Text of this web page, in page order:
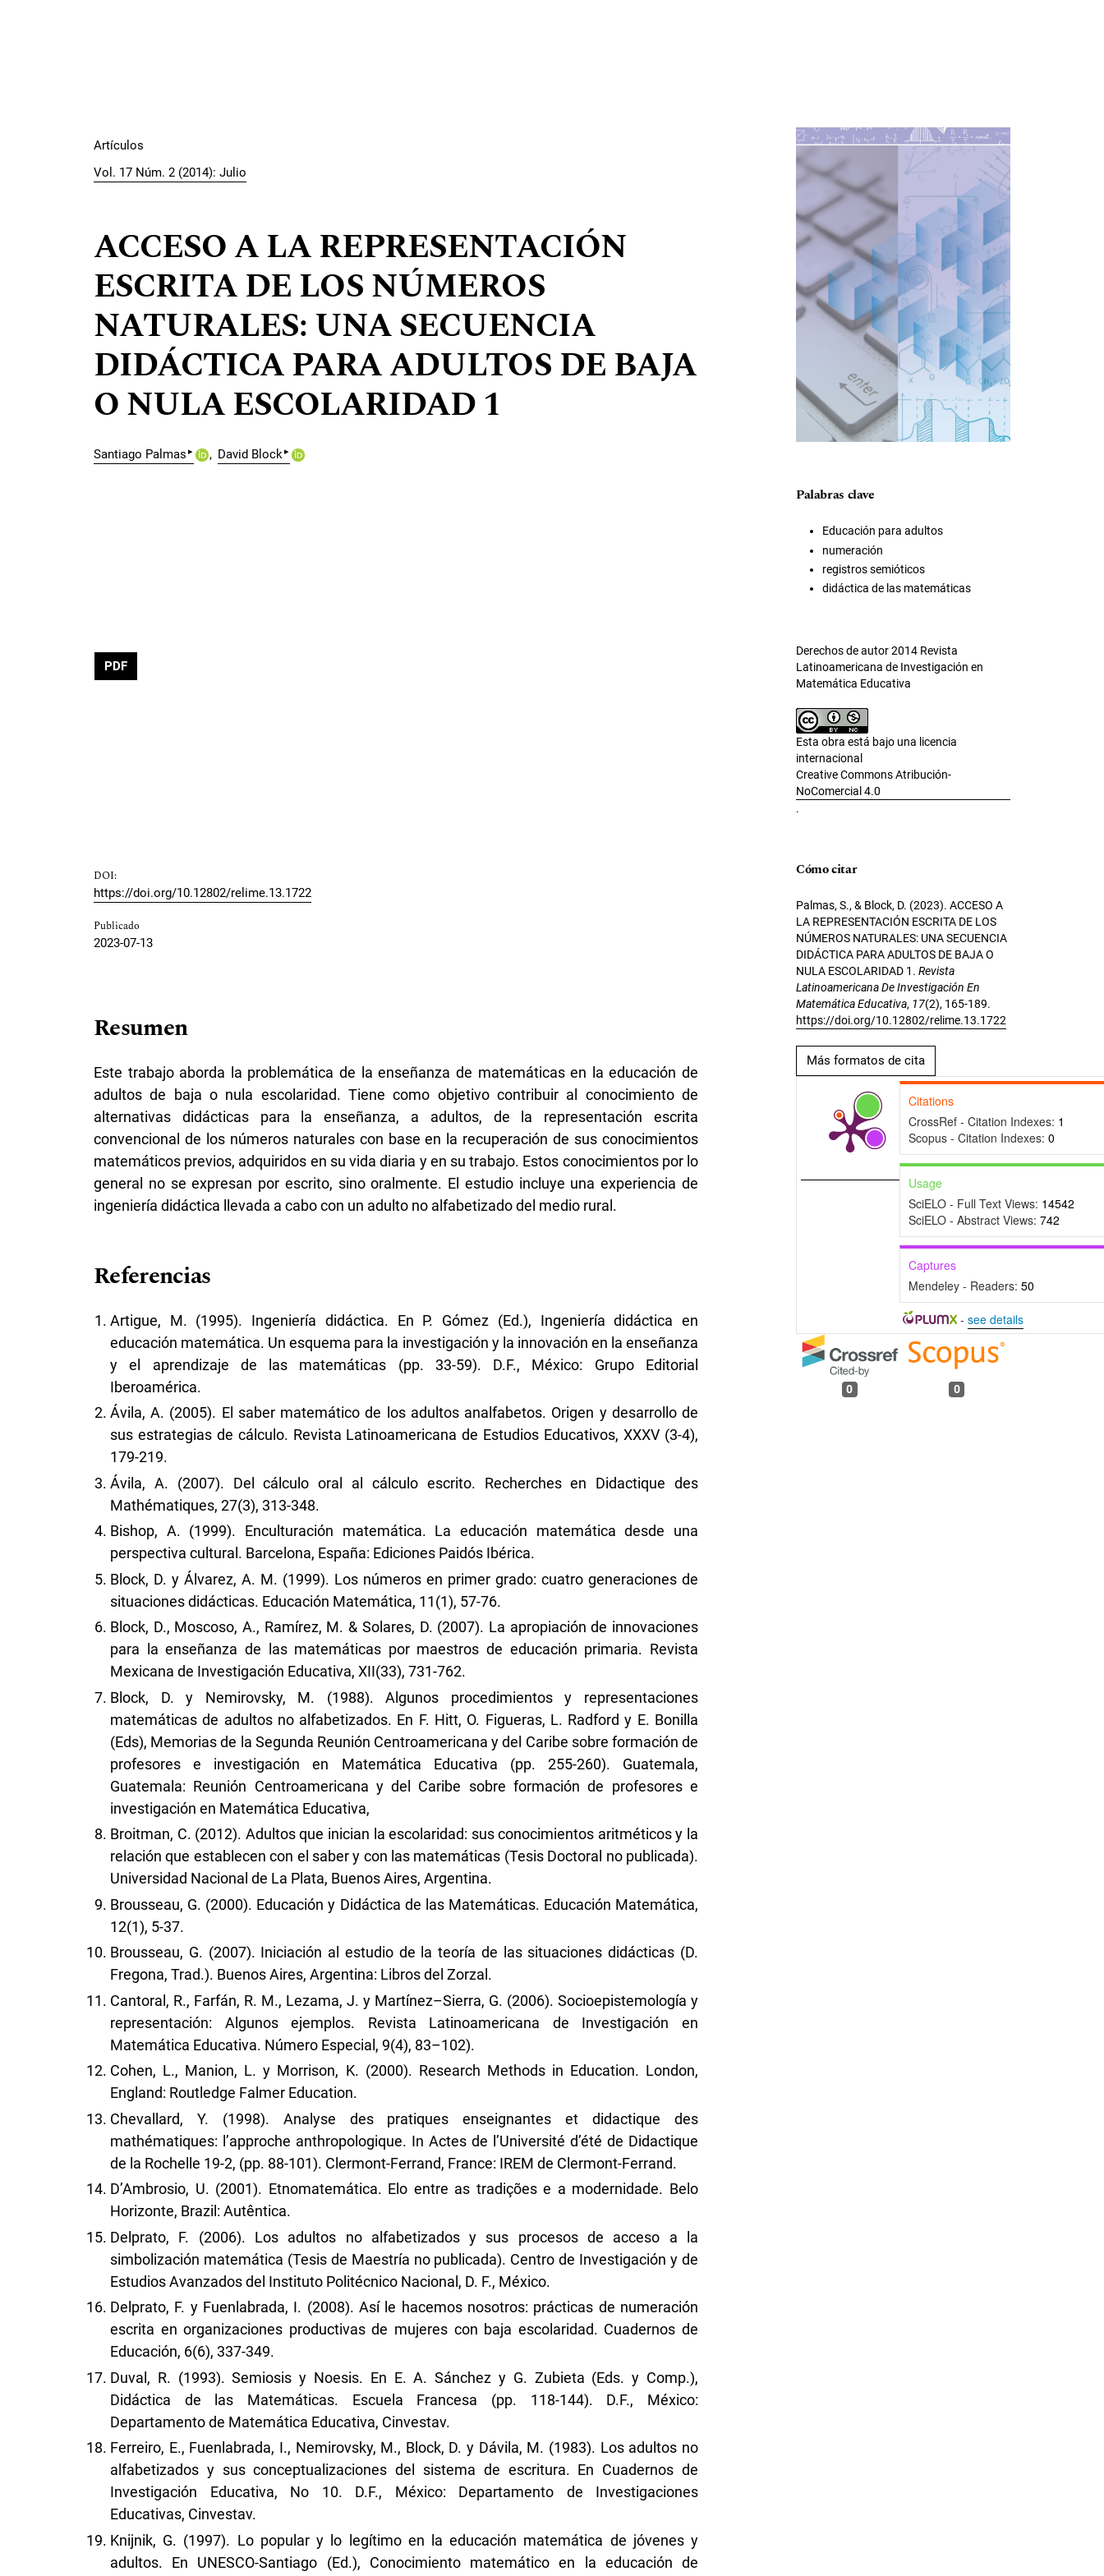
Artículos
Vol. 17 Núm. 2 (2014): Julio
ACCESO A LA REPRESENTACIÓN
ESCRITA DE LOS NÚMEROS
NATURALES: UNA SECUENCIA
DIDÁCTICA PARA ADULTOS DE BAJA
O NULA ESCOLARIDAD 1
Santiago Palmas ▸ David Block▸
PDF
DOI:
https://doi.org/10.12802/relime.13.1722
Publicado
2023-07-13
Resumen
Este trabajo aborda la problemática de la enseñanza de matemáticas en la educación de
adultos de baja o nula escolaridad. Tiene como objetivo contribuir al conocimiento de
alternativas didácticas para la enseñanza, a adultos, de la representación escrita
convencional de los números naturales con base en la recuperación de sus conocimientos
matemáticos previos, adquiridos en su vida diaria y en su trabajo. Estos conocimientos por lo
general no se expresan por escrito, sino oralmente. El estudio incluye una experiencia de
ingeniería didáctica llevada a cabo con un adulto no alfabetizado del medio rural.
Referencias
Artigue, M. (1995). Ingeniería didáctica. En P. Gómez (Ed.), Ingeniería didáctica en
educación matemática. Un esquema para la investigación y la innovación en la enseñanza
y el aprendizaje de las matemáticas (pp. 33-59). D.F., México: Grupo Editorial
Iberoamérica.
Ávila, A. (2005). El saber matemático de los adultos analfabetos. Origen y desarrollo de
sus estrategias de cálculo. Revista Latinoamericana de Estudios Educativos, XXXV (3-4),
179-219.
Ávila, A. (2007). Del cálculo oral al cálculo escrito. Recherches en Didactique des
Mathématiques, 27(3), 313-348.
Bishop, A. (1999). Enculturación matemática. La educación matemática desde una
perspectiva cultural. Barcelona, España: Ediciones Paidós Ibérica.
Block, D. y Álvarez, A. M. (1999). Los números en primer grado: cuatro generaciones de
situaciones didácticas. Educación Matemática, 11(1), 57-76.
Block, D., Moscoso, A., Ramírez, M. & Solares, D. (2007). La apropiación de innovaciones
para la enseñanza de las matemáticas por maestros de educación primaria. Revista
Mexicana de Investigación Educativa, XII(33), 731-762.
Block, D. y Nemirovsky, M. (1988). Algunos procedimientos y representaciones
matemáticas de adultos no alfabetizados. En F. Hitt, O. Figueras, L. Radford y E. Bonilla
(Eds), Memorias de la Segunda Reunión Centroamericana y del Caribe sobre formación de
profesores e investigación en Matemática Educativa (pp. 255-260). Guatemala,
Guatemala: Reunión Centroamericana y del Caribe sobre formación de profesores e
investigación en Matemática Educativa,
Broitman, C. (2012). Adultos que inician la escolaridad: sus conocimientos aritméticos y la
relación que establecen con el saber y con las matemáticas (Tesis Doctoral no publicada).
Universidad Nacional de La Plata, Buenos Aires, Argentina.
Brousseau, G. (2000). Educación y Didáctica de las Matemáticas. Educación Matemática,
12(1), 5-37.
Brousseau, G. (2007). Iniciación al estudio de la teoría de las situaciones didácticas (D.
Fregona, Trad.). Buenos Aires, Argentina: Libros del Zorzal.
Cantoral, R., Farfán, R. M., Lezama, J. y Martínez–Sierra, G. (2006). Socioepistemología y
representación: Algunos ejemplos. Revista Latinoamericana de Investigación en
Matemática Educativa. Número Especial, 9(4), 83–102).
Cohen, L., Manion, L. y Morrison, K. (2000). Research Methods in Education. London,
England: Routledge Falmer Education.
Chevallard, Y. (1998). Analyse des pratiques enseignantes et didactique des
mathématiques: l’approche anthropologique. In Actes de l’Université d’été de Didactique
de la Rochelle 19-2, (pp. 88-101). Clermont-Ferrand, France: IREM de Clermont-Ferrand.
D’Ambrosio, U. (2001). Etnomatemática. Elo entre as tradições e a modernidade. Belo
Horizonte, Brazil: Autêntica.
Delprato, F. (2006). Los adultos no alfabetizados y sus procesos de acceso a la
simbolización matemática (Tesis de Maestría no publicada). Centro de Investigación y de
Estudios Avanzados del Instituto Politécnico Nacional, D. F., México.
Delprato, F. y Fuenlabrada, I. (2008). Así le hacemos nosotros: prácticas de numeración
escrita en organizaciones productivas de mujeres con baja escolaridad. Cuadernos de
Educación, 6(6), 337-349.
Duval, R. (1993). Semiosis y Noesis. En E. A. Sánchez y G. Zubieta (Eds. y Comp.),
Didáctica de las Matemáticas. Escuela Francesa (pp. 118-144). D.F., México:
Departamento de Matemática Educativa, Cinvestav.
Ferreiro, E., Fuenlabrada, I., Nemirovsky, M., Block, D. y Dávila, M. (1983). Los adultos no
alfabetizados y sus conceptualizaciones del sistema de escritura. En Cuadernos de
Investigación Educativa, No 10. D.F., México: Departamento de Investigaciones
Educativas, Cinvestav.
Knijnik, G. (1997). Lo popular y lo legítimo en la educación matemática de jóvenes y
adultos. En UNESCO-Santiago (Ed.), Conocimiento matemático en la educación de
Imagen de portada
Palabras clave
Educación para adultos
numeración
registros semióticos
didáctica de las matemáticas
Derechos de autor 2014 Revista
Latinoamericana de Investigación en
Matemática Educativa
Esta obra está bajo una licencia
internacional
Creative Commons Atribución-
NoComercial 4.0
.
Cómo citar
Palmas, S., & Block, D. (2023). ACCESO A
LA REPRESENTACIÓN ESCRITA DE LOS
NÚMEROS NATURALES: UNA SECUENCIA
DIDÁCTICA PARA ADULTOS DE BAJA O
NULA ESCOLARIDAD 1. Revista
Latinoamericana De Investigación En
Matemática Educativa, 17(2), 165-189.
https://doi.org/10.12802/relime.13.1722
Más formatos de cita
Citations
CrossRef - Citation Indexes: 1
Scopus - Citation Indexes: 0
Usage
SciELO - Full Text Views: 14542
SciELO - Abstract Views: 742
Captures
Mendeley - Readers: 50
- see details
0 0